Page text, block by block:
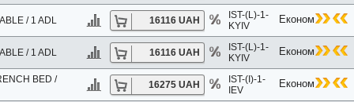
3*
/ 1 ADL 16116 UAH
IST-(L)-1-
KYIV
Економ
/ 1 ADL 16116 UAH
IST-(L)-1-
KYIV
Економ
BED /
16275 UAH
IST-(I)-1-
IEV
Економ